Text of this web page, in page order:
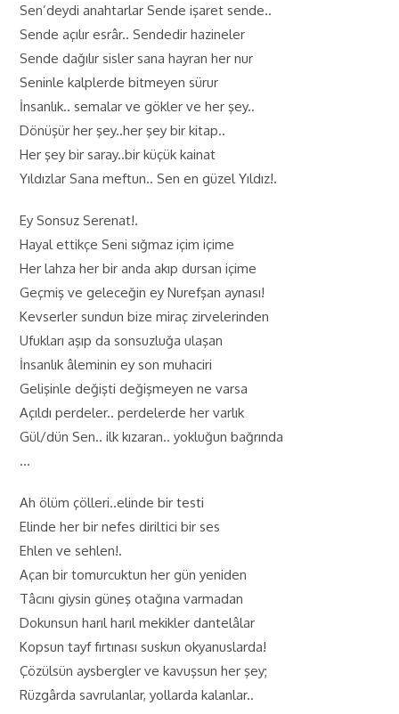
Sen’deydi anahtarlar Sende işaret sende..
Sende açılır esrâr.. Sendedir hazineler
Sende dağılır sisler sana hayran her nur
Seninle kalplerde bitmeyen sürur
İnsanlık.. semalar ve gökler ve her şey..
Dönüşür her şey..her şey bir kitap..
Her şey bir saray..bir küçük kainat
Yıldızlar Sana meftun.. Sen en güzel Yıldız!.
Ey Sonsuz Serenat!.
Hayal ettikçe Seni sığmaz içim içime
Her lahza her bir anda akıp dursan içime
Geçmiş ve geleceğin ey Nurefşan aynası!
Kevserler sundun bize miraç zirvelerinden
Ufukları aşıp da sonsuzluğa ulaşan
İnsanlık âleminin ey son muhaciri
Gelişinle değişti değişmeyen ne varsa
Açıldı perdeler.. perdelerde her varlık
Gül/dün Sen.. ilk kızaran.. yokluğun bağrında
…
Ah ölüm çölleri..elinde bir testi
Elinde her bir nefes diriltici bir ses
Ehlen ve sehlen!.
Açan bir tomurcuktun her gün yeniden
Tâcını giysin güneş otağına varmadan
Dokunsun harıl harıl mekikler dantelâlar
Kopsun tayf fırtınası suskun okyanuslarda!
Çözülsün aysbergler ve kavuşsun her şey;
Rüzgârda savrulanlar, yollarda kalanlar..